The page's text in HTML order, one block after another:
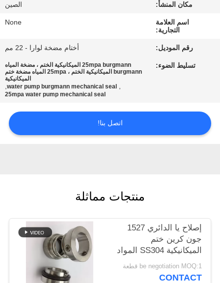
مراقبة
الجودة
اقتباس
POLICY
مكان المنشأ: الصين
اسم العلامة
التجارية:
None
رقم الموديل: أختام مضخة لوارا - 22 مم
تسليط الضوء:
25mpa burgmann الميكانيكية الختم ، مضخة المياه
burgmann الميكانيكية الختم ، 25mpa المياه مضخة ختم
الميكانيكية
,
water pump burgmann mechanical seal
,
25mpa water pump mechanical seal
اتصل بنا!
منتجات مماثلة
إصلاح يا الدائري 1527
جون كرين ختم
الميكانيكية SS304 المواد
be negotiation MOQ:1 قطعة
CONTACT